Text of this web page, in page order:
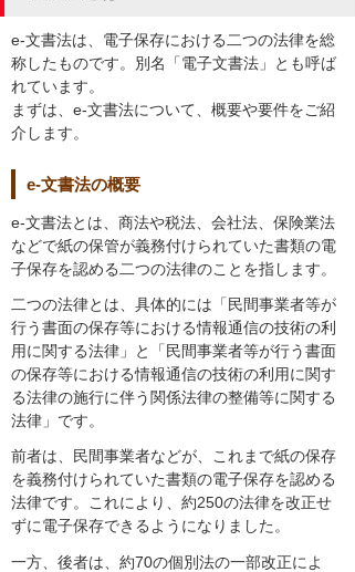
e-文書法は、電子保存における二つの法律を総
称したものです。別名「電子文書法」とも呼ば
れています。
まずは、e-文書法について、概要や要件をご紹
介します。
e-文書法の概要
e-文書法とは、商法や税法、会社法、保険業法
などで紙の保管が義務付けられていた書類の電
子保存を認める二つの法律のことを指します。
二つの法律とは、具体的には「民間事業者等が
行う書面の保存等における情報通信の技術の利
用に関する法律」と「民間事業者等が行う書面
の保存等における情報通信の技術の利用に関す
る法律の施行に伴う関係法律の整備等に関する
法律」です。
前者は、民間事業者などが、これまで紙の保存
を義務付けられていた書類の電子保存を認める
法律です。これにより、約250の法律を改正せ
ずに電子保存できるようになりました。
一方、後者は、約70の個別法の一部改正によ